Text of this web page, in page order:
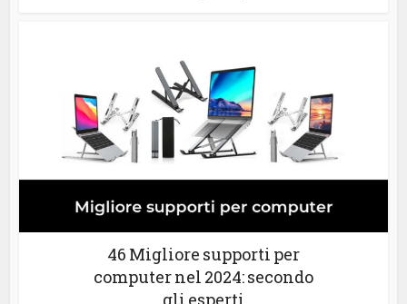
46 Migliore supporti per
computer nel 2024: secondo